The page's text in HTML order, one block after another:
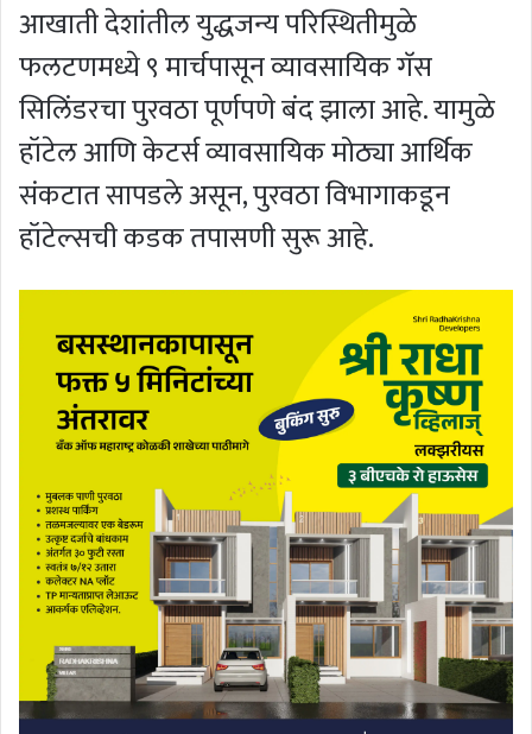
आखाती देशांतील युद्धजन्य परिस्थितीमुळे
फलटणमध्ये ९ मार्चपासून व्यावसायिक गॅस
सिलिंडरचा पुरवठा पूर्णपणे बंद झाला आहे. यामुळे
हॉटेल आणि केटर्स व्यावसायिक मोठ्या आर्थिक
संकटात सापडले असून, पुरवठा विभागाकडून
हॉटेल्सची कडक तपासणी सुरू आहे.